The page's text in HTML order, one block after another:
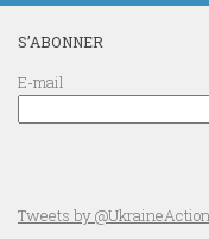
S’ABONNER
E-mail
Tweets by @UkraineAction